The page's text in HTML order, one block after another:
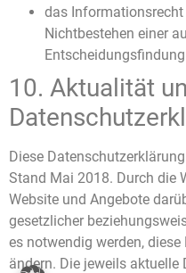
das Informationsrecht
Nichtbestehen einer
10. Aktualität
Diese
Stand Mai 2018. Durch die
Website und Angebote
gesetzlicher
es notwendig werden,
ändern. Die jeweils